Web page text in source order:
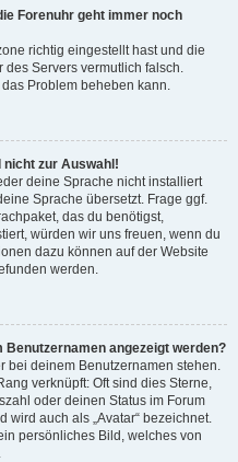
Forenuhr geht immer noch
richtig eingestellt hast und die
des Servers vermutlich falsch.
Problem beheben kann.
nicht zur Auswahl!
deine Sprache nicht installiert
Sprache übersetzt. Frage ggf.
das du benötigst,
würden wir uns freuen, wenn du
dazu können auf der Website
werden.
Benutzernamen angezeigt werden?
bei deinem Benutzernamen stehen.
verknüpft: Oft sind dies Sterne,
oder deinen Status im Forum
wird auch als „Avatar“ bezeichnet.
persönliches Bild, welches von